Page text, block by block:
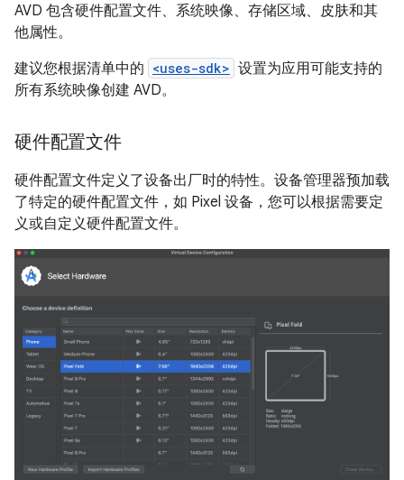
AVD 包含硬件配置文件、系统映像、存储区域、皮肤和其
他属性。
建议您根据清单中的 <uses-sdk> 设置为应用可能支持的
所有系统映像创建 AVD。
硬件配置文件
硬件配置文件定义了设备出厂时的特性。设备管理器预加载
了特定的硬件配置文件，如 Pixel 设备，您可以根据需要定
义或自定义硬件配置文件。